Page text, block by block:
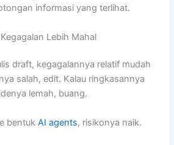
informasi yang terlihat.
Lebih Mahal
draft, kegagalannya relatif mudah
salah, edit. Kalau ringkasannya
lemah, buang.
bentukAI agents, risikonya naik.